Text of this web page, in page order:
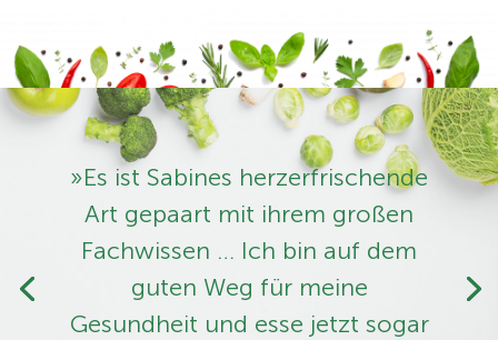
»Es ist Sabines herzerfrischende
Art ­gepaart mit ihrem großen
Fachwissen … Ich bin auf dem
guten Weg für meine
Gesundheit und esse jetzt sogar